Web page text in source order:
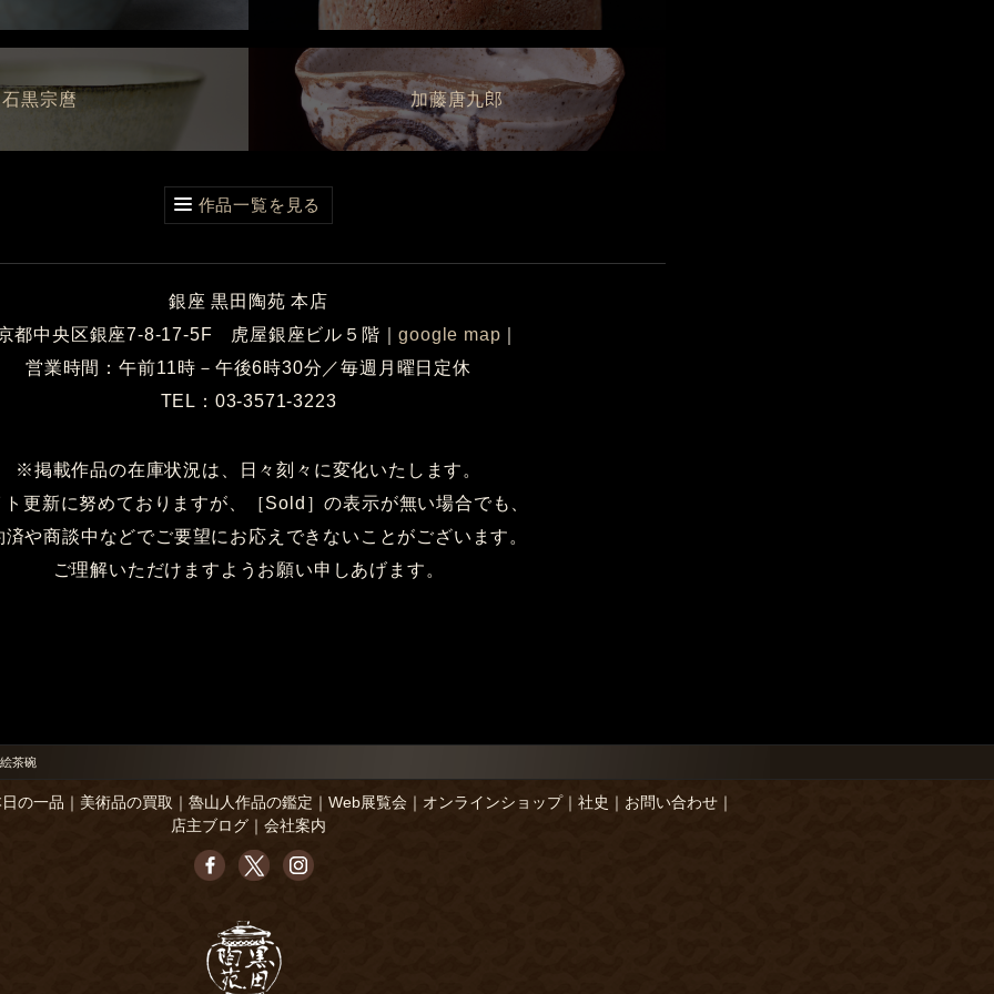
石黒宗麿 加藤唐九郎
作品一覧を見る
銀座 黒田陶苑 本店
都中央区銀座7-8-17-5F 虎屋銀座ビル５階 ｜google map
営業時間：午前11時－午後6時30分／毎週月曜日定休
TEL：03-3571-3223
※掲載作品の在庫状況は、日々刻々に変化いたします。
ト更新に努めておりますが、［Sold］の表示が無い場合でも、
済や商談中などでご要望にお応えできないことがございます。
ご理解いただけますようお願い申しあげます。
茶碗
の一品 ｜ 美術品の買取 ｜ 魯山人作品の鑑定 ｜ Web展覧会 ｜ オンラインショップ｜ 社史 ｜ お問い合わせ｜
店主ブログ ｜ 会社案内